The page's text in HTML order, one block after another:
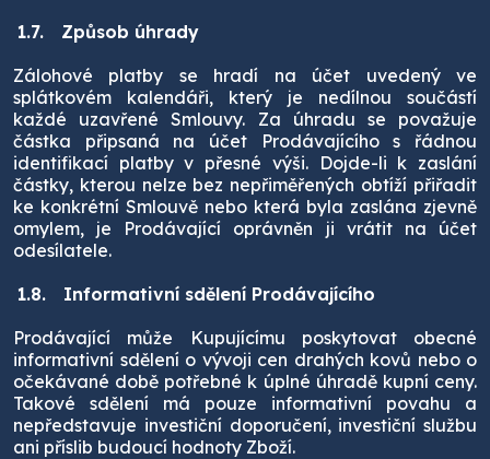
1.7.
Způsob úhrady
Zálohové platby se hradí na účet uvedený ve
splátkovém kalendáři, který je nedílnou součástí
každé uzavřené Smlouvy. Za úhradu se považuje
částka připsaná na účet Prodávajícího s řádnou
identifikací platby v přesné výši. Dojde-li k zaslání
částky, kterou nelze bez nepřiměřených obtíží přiřadit
ke konkrétní Smlouvě nebo která byla zaslána zjevně
omylem, je Prodávající oprávněn ji vrátit na účet
odesílatele.
1.8.
Informativní sdělení Prodávajícího
Prodávající může Kupujícímu poskytovat obecné
informativní sdělení o vývoji cen drahých kovů nebo o
očekávané době potřebné k úplné úhradě kupní ceny.
Takové sdělení má pouze informativní povahu a
nepředstavuje investiční doporučení, investiční službu
ani příslib budoucí hodnoty Zboží.